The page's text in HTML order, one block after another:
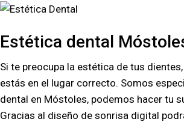
Estética dental
Si te preocupa la estética de tus
estás en el lugar correcto. Somos
dental en Móstoles, podemos hacer tu
Gracias al diseño de sonrisa digital